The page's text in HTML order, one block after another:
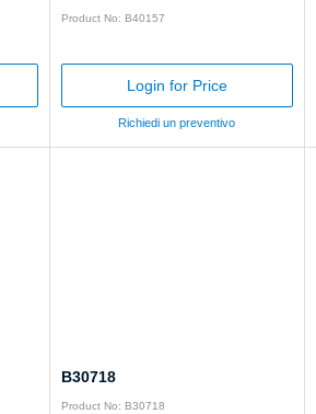
Product No: B40157
Login for Price
Richiedi un preventivo
B30718
Product No: B30718